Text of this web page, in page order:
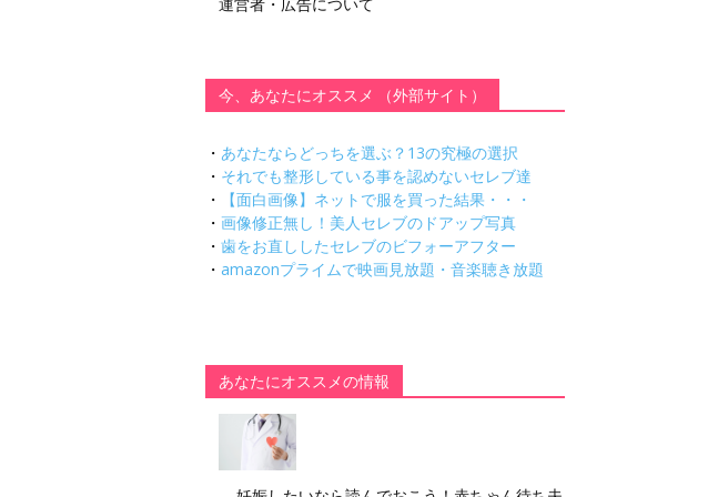
今、あなたにオススメ （外部サイト）
・ あなたならどっちを選ぶ？13の究極の選択
・ それでも整形している事を認めないセレブ達
・
【面白画像】ネットで服を買った結果・・・
・ 画像修正無し！美人セレブのドアップ写真
・ 歯をお直ししたセレブのビフォーアフター
・ amazonプライムで映画見放題・音楽聴き放題
あなたにオススメの情報